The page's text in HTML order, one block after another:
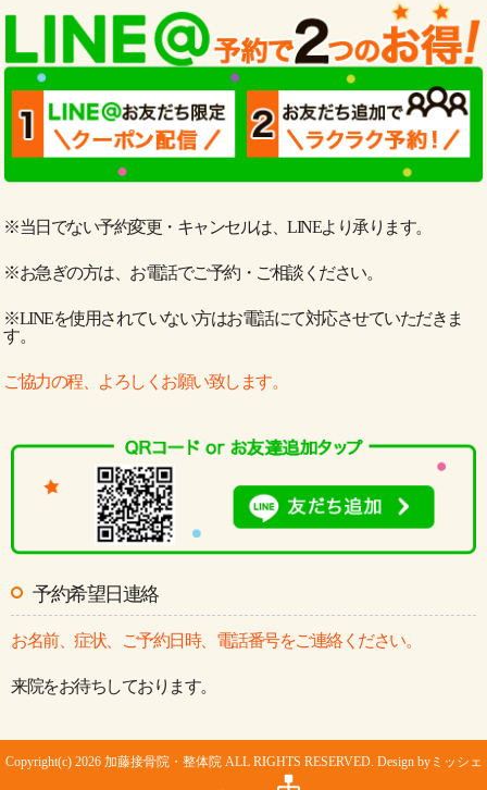
※当日でない予約変更・キャンセルは、LINEより承ります。
※お急ぎの方は、お電話でご予約・ご相談ください。
※LINEを使用されていない方はお電話にて対応させていただきま
す。
ご協力の程、よろしくお願い致します。
予約希望日連絡
お名前、症状、ご予約日時、電話番号をご連絡ください。
来院をお待ちしております。
Copyright(c) 2026 加藤接骨院・整体院 ALL RIGHTS RESERVED. Design byミッシェ